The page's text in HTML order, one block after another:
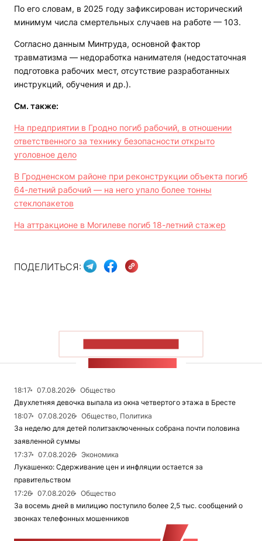
По его словам, в 2025 году зафиксирован исторический
минимум числа смертельных случаев на работе — 103.
Согласно данным Минтруда, основной фактор
травматизма — недоработка нанимателя (недостаточная
подготовка рабочих мест, отсутствие разработанных
инструкций, обучения и др.).
См. также:
На предприятии в Гродно погиб рабочий, в отношении
ответственного за технику безопасности открыто
уголовное дело
В Гродненском районе при реконструкции объекта погиб
64-летний рабочий — на него упало более тонны
стеклопакетов
На аттракционе в Могилеве погиб 18-летний стажер
ПОДЕЛИТЬСЯ:
18:17 07.08.2026
Общество
Двухлетняя девочка выпала из окна четвертого этажа в Бресте
18:07
07.08.2026
Общество, Политика
За неделю для детей политзаключенных собрана почти половина
заявленной суммы
17:37
07.08.2026
Экономика
Лукашенко: Сдерживание цен и инфляции остается за
правительством
17:26
07.08.2026
Общество
За восемь дней в милицию поступило более 2,5 тыс. сообщений о
звонках телефонных мошенников